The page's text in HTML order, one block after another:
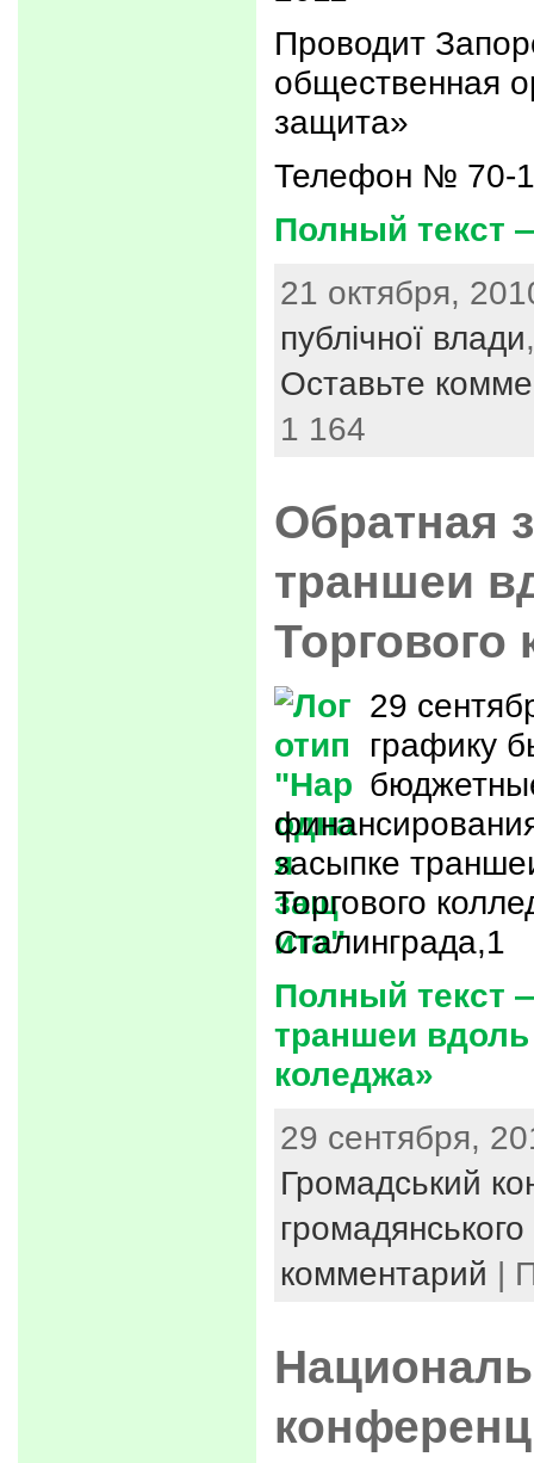
Проводит
общественная
защита»
Телефон № 70-
Полный текст
21 октября,
публічної влади
Оставьте
1 164
Обратная
траншеи
Торгового
29
графику
засыпке
Торгового
Сталинграда,1
Полный текст
траншеи
коледжа»
29 сентября,
Громадський
громадянського
комментарий |